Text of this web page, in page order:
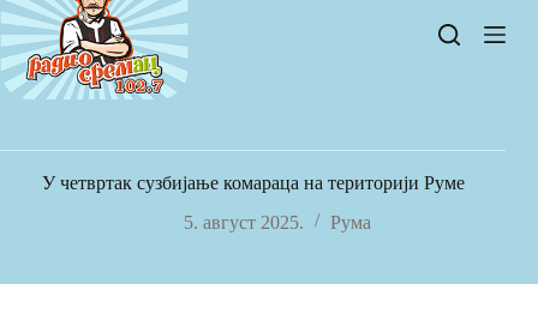
S
T
.
N
У четвртак сузбијање комараца на територији Руме
5. август 2025.
Рума